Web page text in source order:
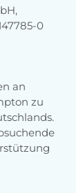
0
an
zu